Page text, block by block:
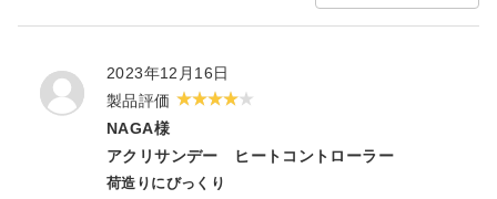
2023年12月16日
製品評価
NAGA様
アクリサンデー ヒートコントローラー
荷造りにびっくり